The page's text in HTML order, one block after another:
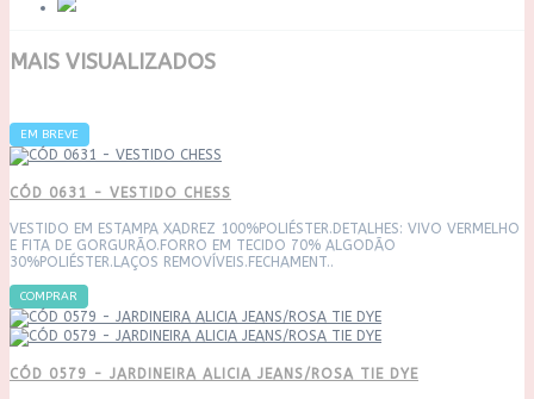
MAIS VISUALIZADOS
EM BREVE
CÓD 0631 - VESTIDO CHESS
VESTIDO EM ESTAMPA XADREZ 100%POLIÉSTER.DETALHES: VIVO VERMELHO
E FITA DE GORGURÃO.FORRO EM TECIDO 70% ALGODÃO
30%POLIÉSTER.LAÇOS REMOVÍVEIS.FECHAMENT..
COMPRAR
CÓD 0579 - JARDINEIRA ALICIA JEANS/ROSA TIE DYE